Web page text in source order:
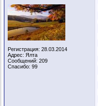
Регистрация: 28.03.2014
Адрес: Ялта
Сообщений: 209
Спасибо: 99